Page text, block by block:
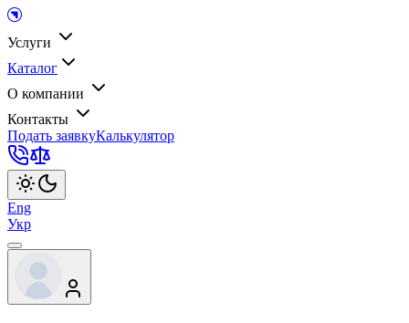
Услуги
Каталог
О компании
Контакты
Подать заявкуКалькулятор
Eng
Укр